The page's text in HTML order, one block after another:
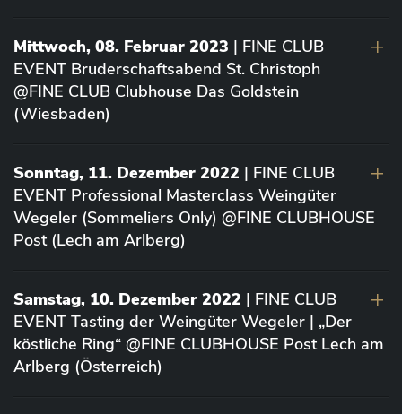
Mittwoch, 08. Februar 2023 | FINE CLUB
EVENT Bruderschaftsabend St. Christoph
@FINE CLUB Clubhouse Das Goldstein
(Wiesbaden)
Sonntag, 11. Dezember 2022 | FINE CLUB
EVENT Professional Masterclass Weingüter
Wegeler (Sommeliers Only) @FINE CLUBHOUSE
Post (Lech am Arlberg)
Samstag, 10. Dezember 2022 | FINE CLUB
EVENT Tasting der Weingüter Wegeler | „Der
köstliche Ring“ @FINE CLUBHOUSE Post Lech am
Arlberg (Österreich)